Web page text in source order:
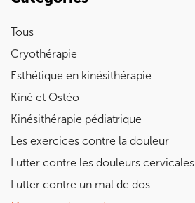
Tous
Cryothérapie
Esthétique en kinésithérapie
Kiné et Ostéo
Kinésithérapie pédiatrique
Les exercices contre la douleur
Lutter contre les douleurs cervicales
Lutter contre un mal de dos